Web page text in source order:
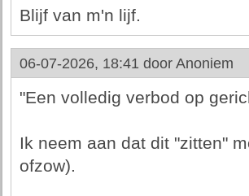
Blijf van m'n lijf.
06-07-2026, 18:41 door Anoniem
"Een volledig verbod op
Ik neem aan dat dit "zitten"
ofzow).